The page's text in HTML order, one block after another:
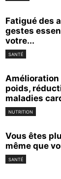
Fatigué des
gestes
votre...
SANTÉ
Amélioration
poids,
maladies
NUTRITION
Vous êtes
même que
SANTÉ